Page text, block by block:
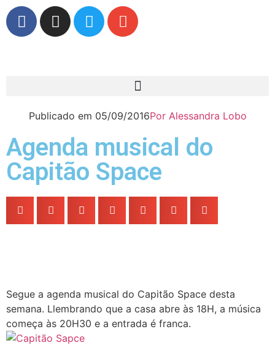
Publicado em 05/09/2016PorAlessandra Lobo
Agenda musical do
Capitão Space
Segue a agenda musical do Capitão Space desta
semana. Llembrando que a casa abre às 18H, a música
começa às 20H30 e a entrada é franca.